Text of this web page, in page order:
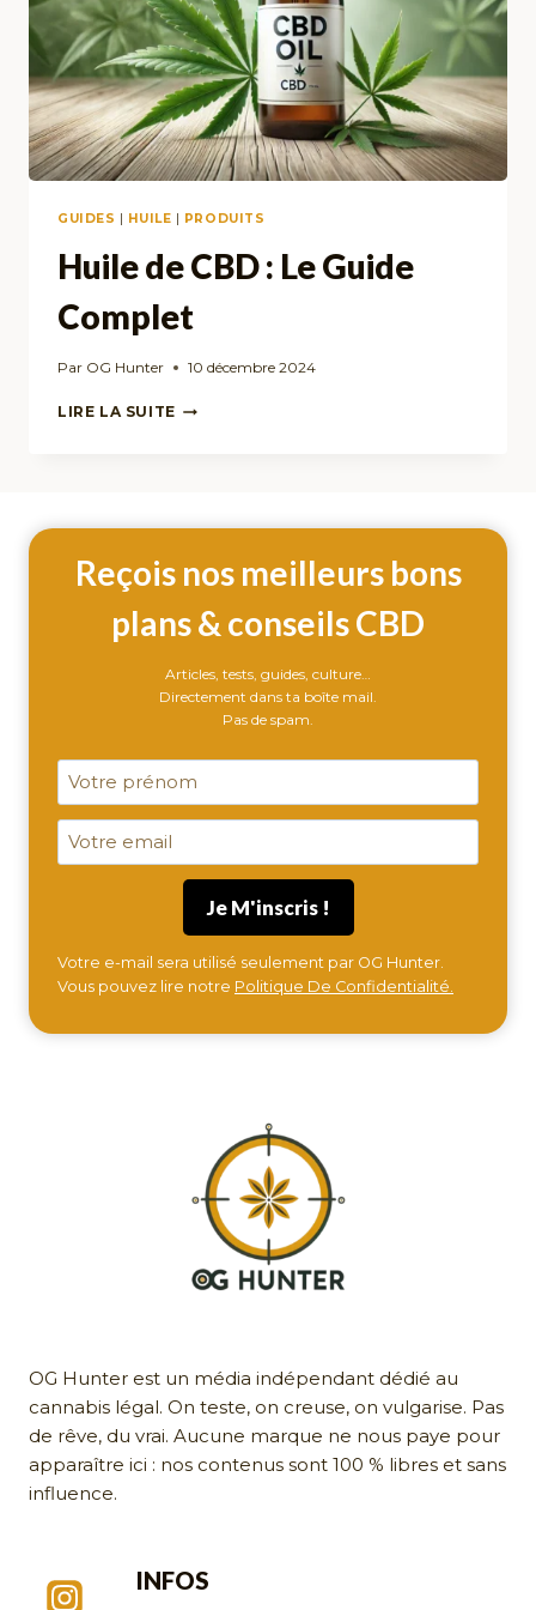
GUIDES | HUILE | PRODUITS
Huile de CBD : Le Guide
Complet
Par OG Hunter 10 décembre 2024
LIRE LA SUITEHUILE
Reçois nos meilleurs bons
plans & conseils CBD
Articles, tests, guides, culture…
Directement dans ta boîte mail.
Pas de spam.
Votre e-mail sera utilisé seulement par OG Hunter.
Vous pouvez lire notre Politique De Confidentialité.
OG Hunter est un média indépendant dédié au
cannabis légal. On teste, on creuse, on vulgarise. Pas
de rêve, du vrai. Aucune marque ne nous paye pour
apparaître ici : nos contenus sont 100 % libres et sans
influence.
INFOS